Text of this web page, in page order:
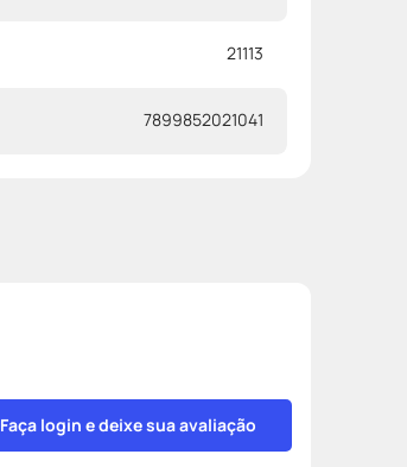
21113
7899852021041
Faça login e deixe sua avaliação